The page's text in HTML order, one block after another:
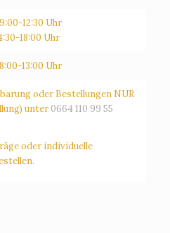
12:30 Uhr
18:00 Uhr
13:00 Uhr
oder Bestellungen NUR
unter 0664 110 99 55
oder individuelle